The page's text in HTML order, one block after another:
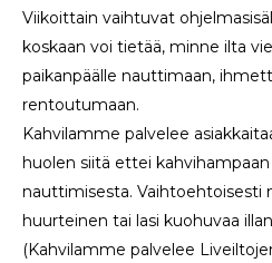
Viikoittain vaihtuvat
koskaan voi tietää, minne ilta
paikanpäälle nauttimaan,
rentoutumaan.
Kahvilamme palvelee
huolen siitä ettei
nauttimisesta. Vaihtoehtoisesti
huurteinen tai lasi kuohuvaa
(Kahvilamme palvelee